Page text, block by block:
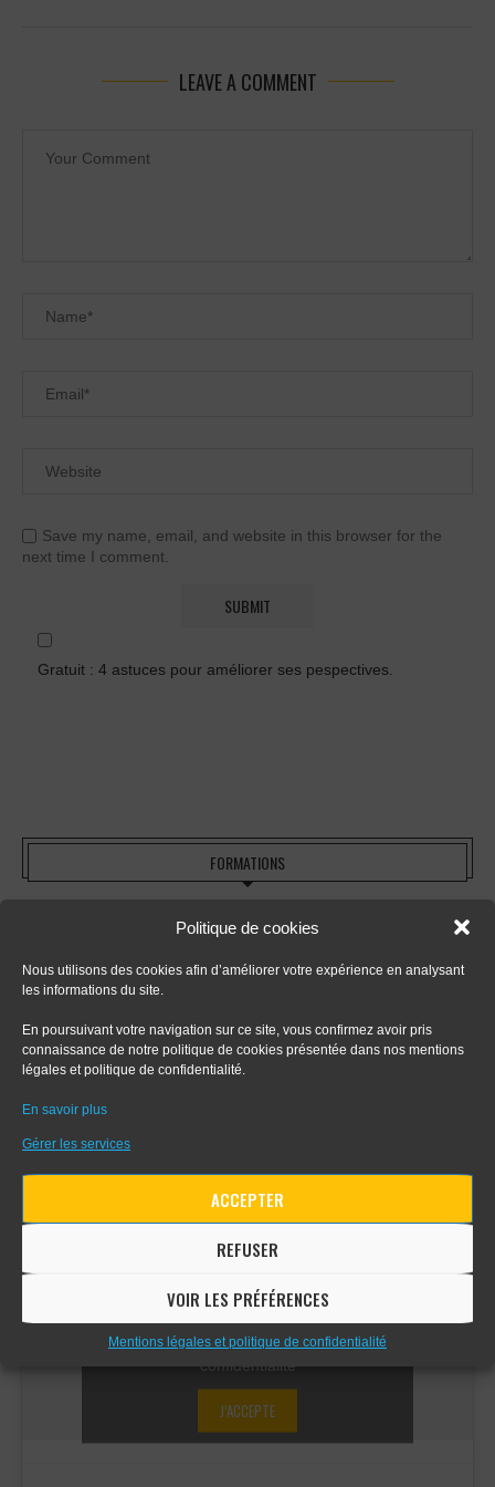
Politique de cookies
Nous utilisons des cookies afin d’améliorer votre expérience en analysant
les informations du site.
En poursuivant votre navigation sur ce site, vous confirmez avoir pris
connaissance de notre politique de cookies présentée dans nos mentions
légales et politique de confidentialité.
En savoir plus
Gérer les services
ACCEPTER
REFUSER
VOIR LES PRÉFÉRENCES
Mentions légales et politique de confidentialité
LEAVE A COMMENT
Save my name, email, and website in this browser for the
next time I comment.
Gratuit : 4 astuces pour améliorer ses pespectives.
FORMATIONS
- Tout sur le dessin en perspective
- Apprendre le digital painting
- Apprendre la perspective d'intérieur
Communauté facebook
Cliquez sur « J’accepte » pour activer
Mentions légales et politique de
confidentialité
J’ACCEPTE